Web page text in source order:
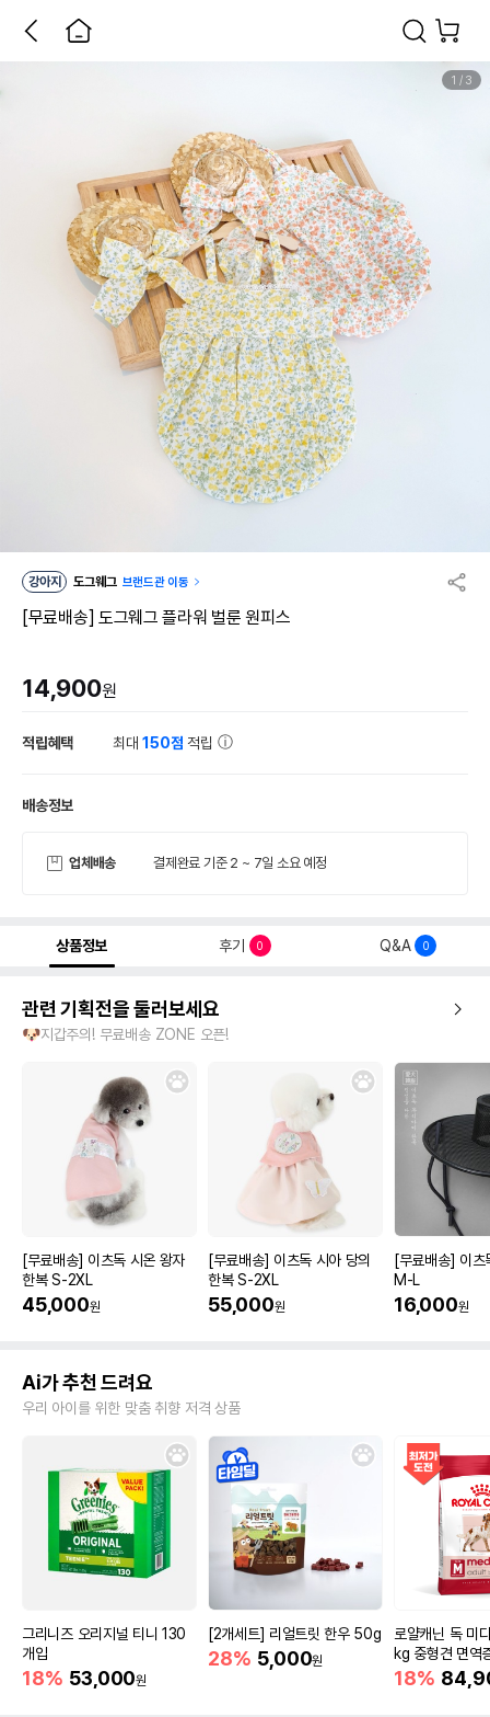
1 / 3
강아지 도그웨그 브랜드관 이동
[무료배송] 도그웨그 플라워 벌룬 원피스
14,900원
적립혜택 최대150점 적립
배송정보
업체배송 결제완료 기준 2 ~ 7일 소요 예정
상품정보 후기 0 Q&A 0
관련 기획전을 둘러보세요
🐶지갑주의! 무료배송 ZONE 오픈!
[무료배송] 이츠독 시온 왕자
한복 S-2XL
45,000원
[무료배송] 이츠독 시아 당의
한복 S-2XL
55,000원
[무료배송] 이츠
M-L
16,000원
Ai가 추천 드려요
우리 아이를 위한 맞춤 취향 저격 상품
그리니즈 오리지널 티니 130
개입
18% 53,000원
[2개세트] 리얼트릿 한우 50g
28% 5,000원
로얄캐닌 독 미
kg 중형견 면역
18%